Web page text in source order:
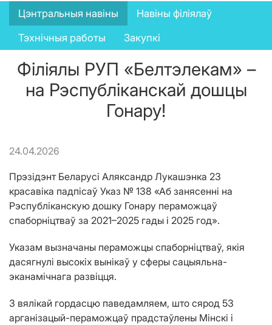
News
menu
Цэнтральныя навіны
Навіны філіялаў
Тэхнічныя работы
Закупкі
Філіялы РУП «Белтэлекам» –
на Рэспубліканскай дошцы
Гонару!
24.04.2026
Прэзідэнт Беларусі Аляксандр Лукашэнка 23
красавіка падпісаў Указ № 138 «Аб занясенні на
Рэспубліканскую дошку Гонару пераможцаў
спаборніцтваў за 2021–2025 гады і 2025 год».
Указам вызначаны пераможцы спаборніцтваў, якія
дасягнулі высокіх вынікаў у сферы сацыяльна-
эканамічнага развіцця.
З вялікай гордасцю паведамляем, што сярод 53
арганізацый-пераможцаў прадстаўлены Мінскі і